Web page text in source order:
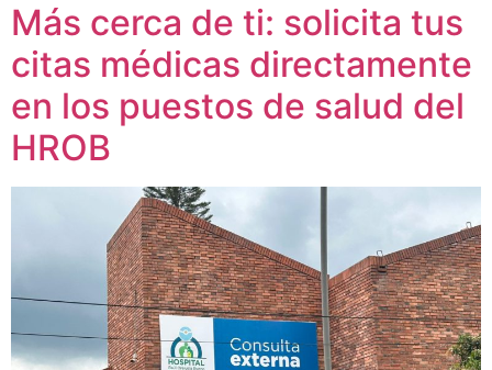
Más cerca de ti: solicita tus
citas médicas directamente
en los puestos de salud del
HROB